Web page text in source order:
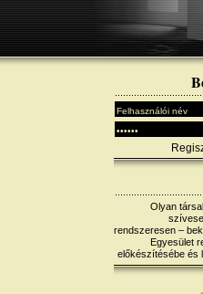
Olyan
rendszeresen –
Egyesület
előkészítésébe és